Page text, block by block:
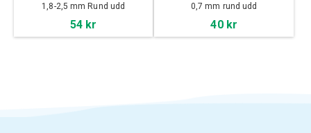
1,8-2,5 mm Rund udd
54 kr
0,7 mm rund udd
40 kr